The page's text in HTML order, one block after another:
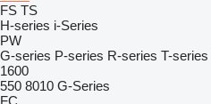
FS TS
H-series i-Series
PW
G-series P-series R-series T-series
1600
550 8010 G-Series
FC